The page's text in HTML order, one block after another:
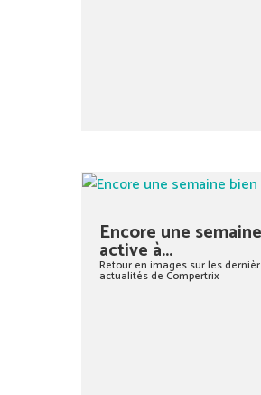
Encore une
active à...
Retour en images sur les
actualités de Compertrix